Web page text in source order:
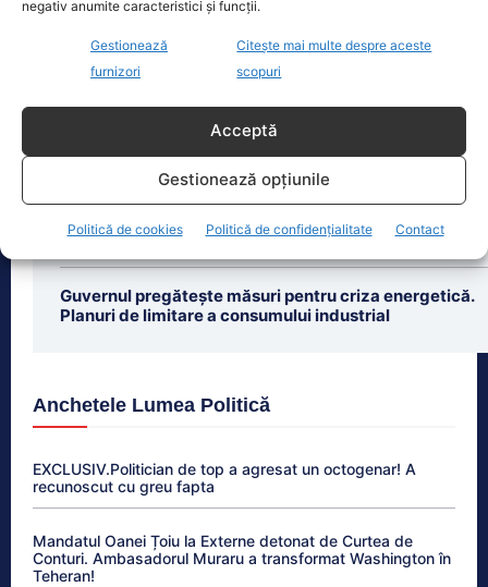
negativ anumite caracteristici și funcții.
Gestionează
furnizori
Citește mai multe despre aceste
scopuri
Acceptă
Gestionează opțiunile
Politică de cookies Politică de confidențialitate Contact
profesionist, este din nou în centrul
atenției după
[...]
Ultimele știri
Diana Șoșoacă, acuzată de trădare. Plângere penală
la ÎCCJ
Guvernul pregătește măsuri pentru criza energetică.
Planuri de limitare a consumului industrial
Anchetele Lumea Politică
EXCLUSIV.Politician de top a agresat un octogenar! A
recunoscut cu greu fapta
Mandatul Oanei Țoiu la Externe detonat de Curtea de
Conturi. Ambasadorul Muraru a transformat Washington în
Teheran!